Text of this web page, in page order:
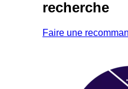
recherche
Faire une